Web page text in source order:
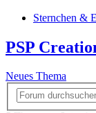
Sternchen &
PSP
Neues Thema